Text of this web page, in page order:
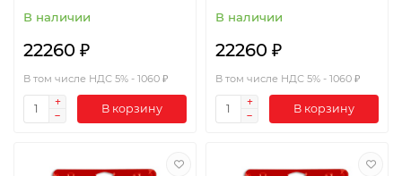
В наличии
22260 ₽
В том числе НДС 5% - 1060 ₽
В корзину
В наличии
22260 ₽
В том числе НДС 5% - 1060 ₽
В корзину